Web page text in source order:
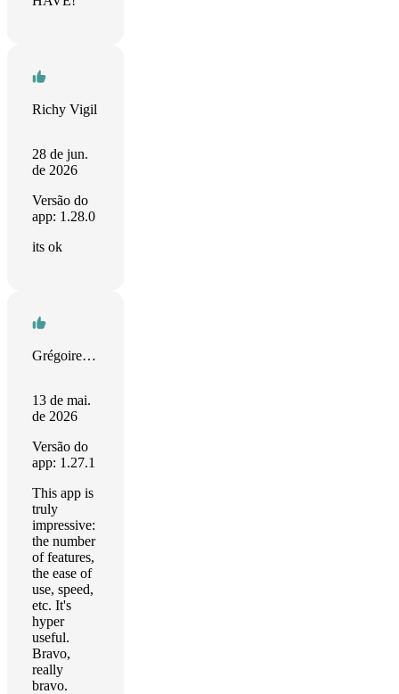
Richy Vigil
28 de jun.
de 2026
Versão do
app: 1.28.0
its ok
Grégoire Compagnon
13 de mai.
de 2026
Versão do
app: 1.27.1
This app is
truly
impressive:
the number
of features,
the ease of
use, speed,
etc. It's
hyper
useful.
Bravo,
really
bravo.